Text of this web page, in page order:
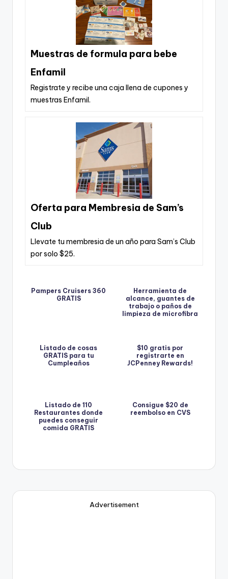
Muestras de formula para bebe
Enfamil
Registrate y recibe una caja llena de cupones y
muestras Enfamil.
Oferta para Membresia de Sam’s
Club
Llevate tu membresia de un año para Sam’s Club
por solo $25.
Pampers Cruisers 360
GRATIS
Herramienta de
alcance, guantes de
trabajo o paños de
limpieza de microfibra
Listado de cosas
GRATIS para tu
Cumpleaños
$10 gratis por
registrarte en
JCPenney Rewards!
Listado de 110
Restaurantes donde
puedes conseguir
comida GRATIS
Consigue $20 de
reembolso en CVS
Advertisement